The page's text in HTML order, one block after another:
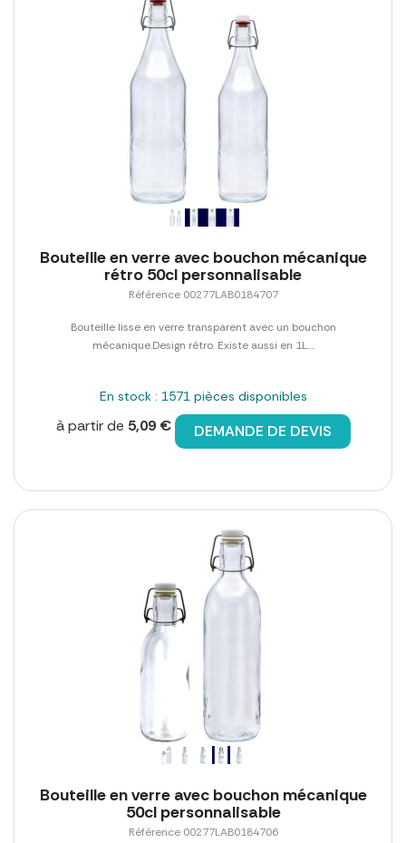
Bouteille en verre avec bouchon mécanique
rétro 50cl personnalisable
Référence 00277LAB0184707
Bouteille lisse en verre transparent avec un bouchon
mécanique.Design rétro. Existe aussi en 1L....
En stock : 1571 pièces disponibles
à partir de 5,09 € DEMANDE DE DEVIS
Bouteille en verre avec bouchon mécanique
50cl personnalisable
Référence 00277LAB0184706